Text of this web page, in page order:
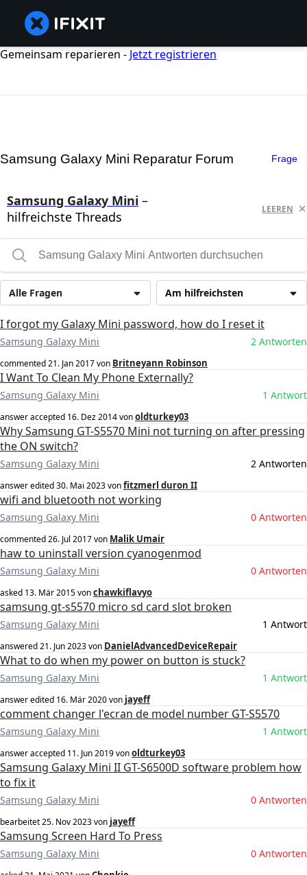
Gemeinsam reparieren - Jetzt registrieren
Samsung Galaxy Mini Reparatur Forum Frage
Samsung Galaxy Mini –
hilfreichste Threads
LEEREN
Am hilfreichsten
Alle Fragen
I forgot my Galaxy Mini password, how do I reset it
Samsung Galaxy Mini 2 Antworten
commented21. Jan 2017von Britneyann Robinson
I Want To Clean My Phone Externally?
Samsung Galaxy Mini 1 Antwort
answer accepted 16. Dez 2014vonoldturkey03
Why Samsung GT-S5570 Mini not turning on after pressing
the ON switch?
Samsung Galaxy Mini 2 Antworten
answer edited30. Mai 2023vonfitzmerl duron II
wifi and bluetooth not working
Samsung Galaxy Mini 0 Antworten
commented26. Jul 2017von Malik Umair
haw to uninstall version cyanogenmod
Samsung Galaxy Mini 0 Antworten
asked 13. Mär 2015vonchawkiflavyo
samsung gt-s5570 micro sd card slot broken
Samsung Galaxy Mini 1 Antwort
answered21. Jun 2023von DanielAdvancedDeviceRepair
What to do when my power on button is stuck?
Samsung Galaxy Mini 1 Antwort
answer edited 16. Mär 2020von jayeff
comment changer l'ecran de model number GT-S5570
Samsung Galaxy Mini 1 Antwort
answer accepted 11. Jun 2019vonoldturkey03
Samsung Galaxy Mini II GT-S6500D software problem how
to fix it
Samsung Galaxy Mini 0 Antworten
bearbeitet25. Nov 2023von jayeff
Samsung Screen Hard To Press
Samsung Galaxy Mini 0 Antworten